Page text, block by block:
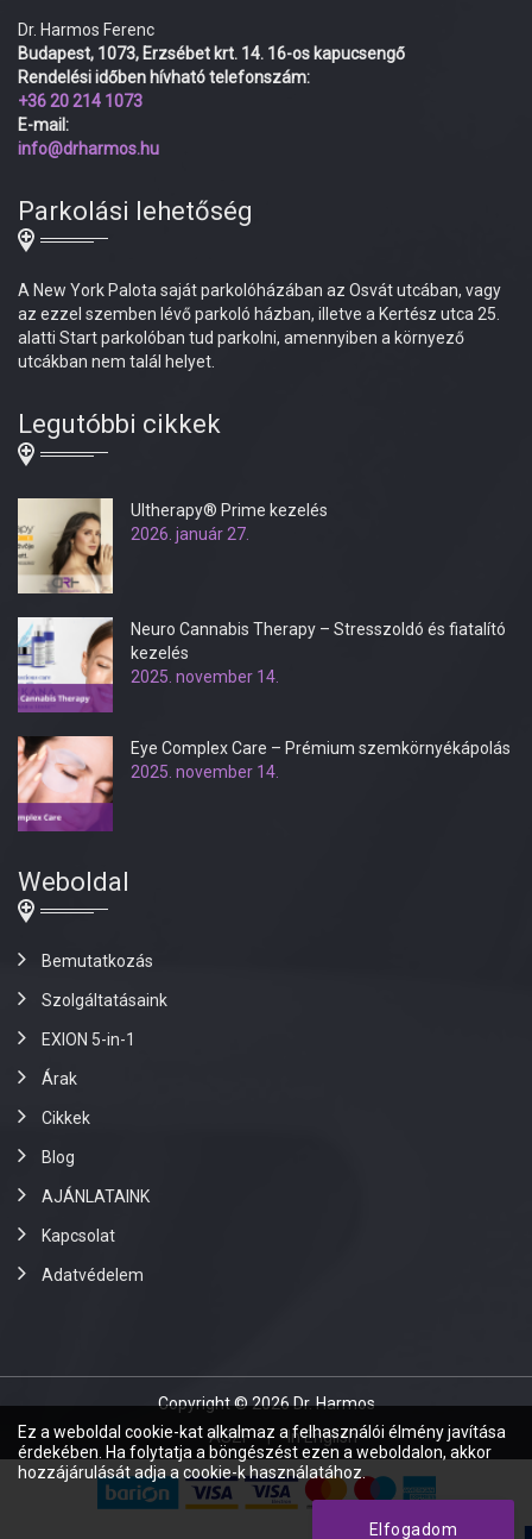
Dr. Harmos Ferenc
Budapest, 1073, Erzsébet krt. 14. 16-os kapucsengő
Rendelési időben hívható telefonszám:
+36 20 214 1073
E-mail:
info@drharmos.hu
Parkolási lehetőség
A New York Palota saját parkolóházában az Osvát utcában, vagy
az ezzel szemben lévő parkoló házban, illetve a Kertész utca 25.
alatti Start parkolóban tud parkolni, amennyiben a környező
utcákban nem talál helyet.
Legutóbbi cikkek
Ultherapy® Prime kezelés
2026. január 27.
Neuro Cannabis Therapy – Stresszoldó és fiatalító
kezelés
2025. november 14.
Eye Complex Care – Prémium szemkörnyékápolás
2025. november 14.
Weboldal
Bemutatkozás
Szolgáltatásaink
EXION 5-in-1
Árak
Cikkek
Blog
AJÁNLATAINK
Kapcsolat
Adatvédelem
Copyright © 2026 Dr. Harmos
ÁSZF
In English
Ez a weboldal cookie-kat alkalmaz a felhasználói élmény javítása
érdekében. Ha folytatja a böngészést ezen a weboldalon, akkor
hozzájárulását adja a cookie-k használatához.
Elfogadom